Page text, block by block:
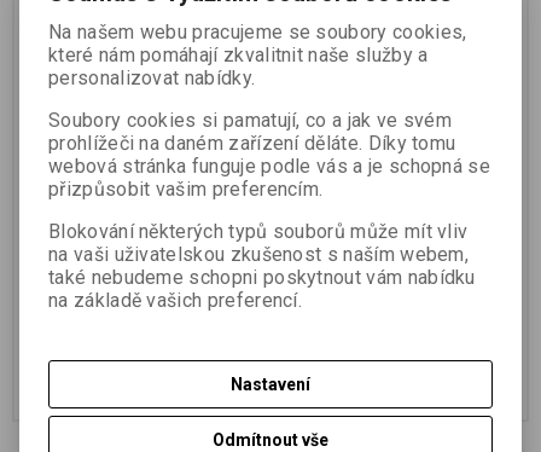
Hrot výměnný, s
rozšířenou základnou pro
NESTLE tyčky
Katalogové číslo:149560
základnou pro SECO
tyčky
Katalogové číslo:
Na našem webu pracujeme se soubory cookies,
které nám pomáhají zkvalitnit naše služby a
personalizovat nabídky.
Soubory cookies si pamatují, co a jak ve svém
prohlížeči na daném zařízení děláte. Díky tomu
webová stránka funguje podle vás a je schopná se
přizpůsobit vašim preferencím.
Blokování některých typů souborů může mít vliv
na vaši uživatelskou zkušenost s naším webem,
také nebudeme schopni poskytnout vám nabídku
na základě vašich preferencí.
Nastavení
Odmítnout vše